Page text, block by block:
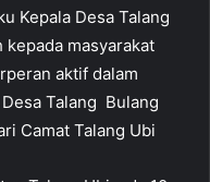
Kepala Desa Talang
masyarakat
aktif dalam
Talang Bulang
Camat Talang Ubi